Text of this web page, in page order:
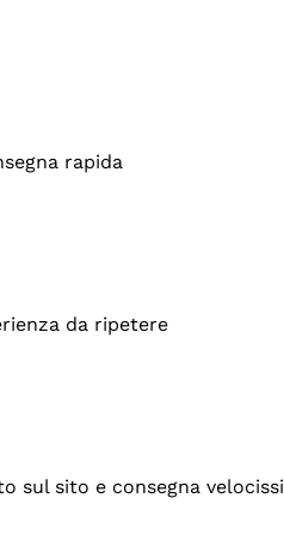
rapida
da ripetere
sul sito e consegna